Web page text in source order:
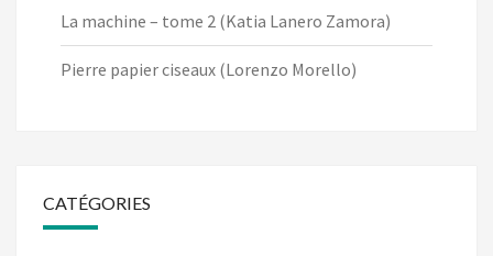
La machine – tome 2 (Katia Lanero Zamora)
Pierre papier ciseaux (Lorenzo Morello)
CATÉGORIES